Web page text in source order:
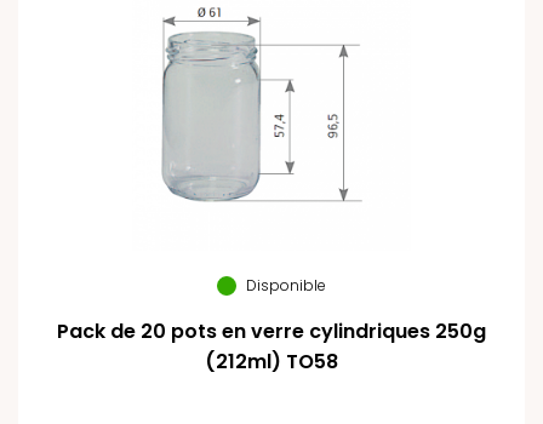
Disponible
Pack de 20 pots en verre cylindriques 250g
(212ml) TO58